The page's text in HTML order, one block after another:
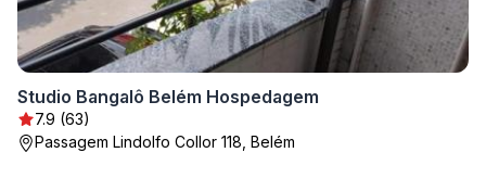
Studio Bangalô Belém Hospedagem
7.9 (63)
Passagem Lindolfo Collor 118, Belém